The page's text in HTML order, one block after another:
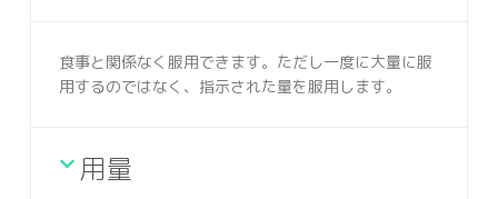
食事と関係なく服用できます。ただし一度に大量に服
用するのではなく、指示された量を服用します。
用量